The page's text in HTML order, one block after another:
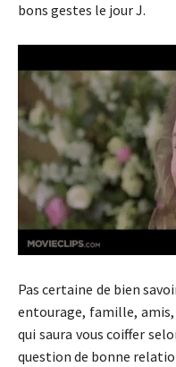
bons gestes le jour J.
Pas certaine de bien
entourage, famille,
qui saura vous coiffer
question de bonne